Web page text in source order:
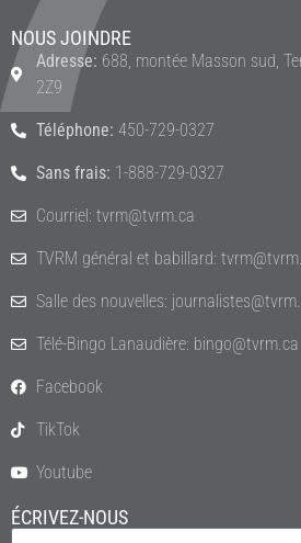
NOUS JOINDRE
Adresse: 688, montée Masson sud,
2Z9
Téléphone: 450-729-0327
Sans frais: 1-888-729-0327
Courriel: tvrm@tvrm.ca
TVRM général et babillard:
Salle des nouvelles:
Télé-Bingo Lanaudière: bingo@tvrm.ca
Facebook
TikTok
Youtube
ÉCRIVEZ-NOUS